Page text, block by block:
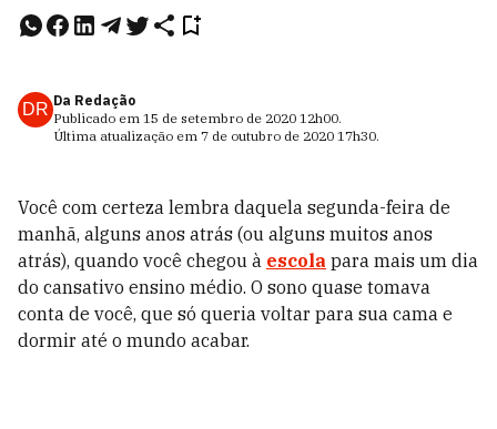
DR Da Redação
Publicado em 15 de setembro de 2020 12h00.
Última atualização em 7 de outubro de 2020 17h30.
Você com certeza lembra daquela segunda-feira de
manhã, alguns anos atrás (ou alguns muitos anos
atrás), quando você chegou à escola para mais um dia
do cansativo ensino médio. O sono quase tomava
conta de você, que só queria voltar para sua cama e
dormir até o mundo acabar.